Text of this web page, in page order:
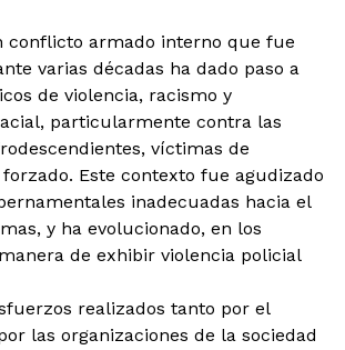
conflicto armado interno que fue
varias décadas ha dado paso a
de violencia, racismo y
particularmente contra las
víctimas de
Este contexto fue agudizado
inadecuadas hacia el
y ha evolucionado, en los
de exhibir violencia policial
realizados tanto por el
las organizaciones de la sociedad